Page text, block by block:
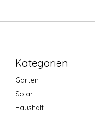
Kategorien
Garten
Solar
Haushalt